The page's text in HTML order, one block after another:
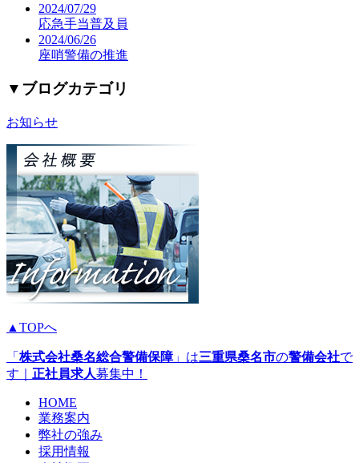
2024/07/29
応急手当普及員
2024/06/26
座哨警備の推進
▼ ブログカテゴリ
お知らせ
▲TOPへ
「 株式会社桑名総合警備保障」は三重県桑名市の警備会社で
す｜ 正社員求人募集中！
HOME
業務案内
弊社の強み
採用情報